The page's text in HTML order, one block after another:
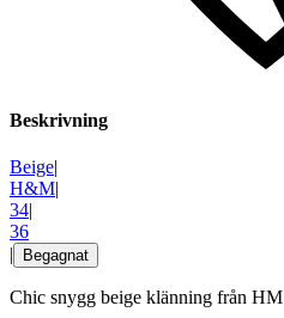
Beskrivning
Beige|
H&M|
34|
36
|
Begagnat
Chic snygg beige klänning från HM